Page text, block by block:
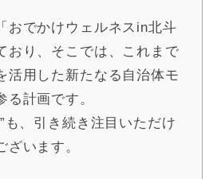
おでかけウェルネスin北斗
おり、そこでは、これまで
活用した新たなる自治体モ
る計画です。
も、引き続き注目いただけ
ざいます。